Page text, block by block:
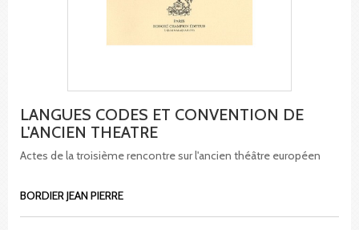
LANGUES CODES ET CONVENTION DE
L'ANCIEN THEATRE
Actes de la troisième rencontre sur l'ancien théâtre européen
BORDIER JEAN PIERRE